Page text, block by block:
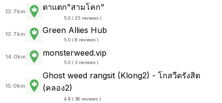
13.7km ตาแตก"สามโคก"
5.0 ( 25 reviews )
13.7km Green Allies Hub
5.0 ( 6 reviews )
14.0km monsterweed.vip
5.0 ( 3 reviews )
15.0km
Ghost weed rangsit (Klong2) - โกสวีดรังสิต
(คลอง2)
4.9 ( 36 reviews )